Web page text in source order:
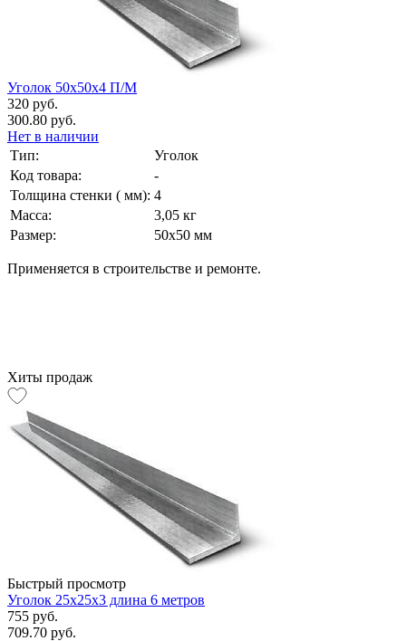
Уголок 50х50х4 П/М
320 руб.
300.80 руб.
Нет в наличии
Тип:
Уголок
Код товара:
-
Толщина стенки ( мм): 4
Масса:
3,05 кг
Размер:
50х50 мм
Применяется в строительстве и ремонте.
Хиты продаж
Быстрый просмотр
Уголок 25х25х3 длина 6 метров
755 руб.
709.70 руб.